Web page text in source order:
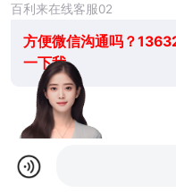
百利来在线客服02
方便微信沟通吗？
一下我